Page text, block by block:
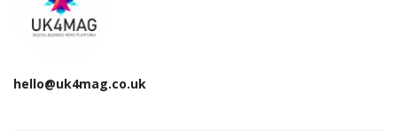
hello@uk4mag.co.uk